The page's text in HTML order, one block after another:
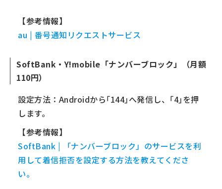
【参考情報】
au | 番号通知リクエストサービス
SoftBank・Y!mobile「ナンバーブロック」（月額
110円）
設定方法：Androidから｢144｣へ発信し、｢4｣を押
します。
【参考情報】
SoftBank | 「ナンバーブロック」のサービスを利
用して着信拒否を設定する方法を教えてくださ
い。